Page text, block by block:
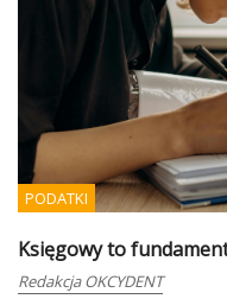
PODATKI
Księgowy to
Redakcja OKCYDENT